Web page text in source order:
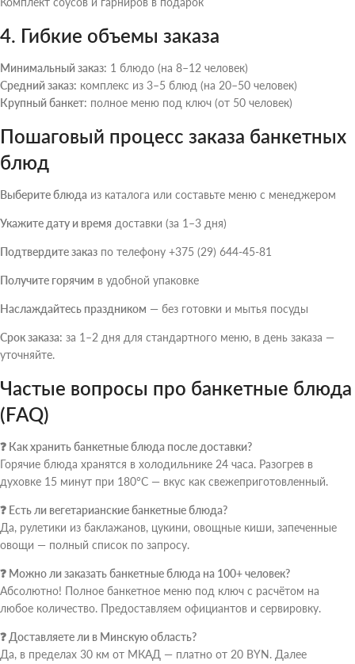
4. Гибкие объемы заказа
Минимальный заказ: 1 блюдо (на 8–12 человек)
Средний заказ: комплекс из 3–5 блюд (на 20–50 человек)
Крупный банкет: полное меню под ключ (от 50 человек)
Пошаговый процесс заказа банкетных
блюд
Выберите блюда из каталога или составьте меню с менеджером
Укажите дату и время доставки (за 1–3 дня)
Подтвердите заказ по телефону +375 (29) 644-45-81
Получите горячим в удобной упаковке
Наслаждайтесь праздником — без готовки и мытья посуды
Срок заказа: за 1–2 дня для стандартного меню, в день заказа —
уточняйте.
Частые вопросы про банкетные блюда
(FAQ)
❓ Как хранить банкетные блюда после доставки?
Горячие блюда хранятся в холодильнике 24 часа. Разогрев в
духовке 15 минут при 180°C — вкус как свежеприготовленный.
❓ Есть ли вегетарианские банкетные блюда?
Да, рулетики из баклажанов, цукини, овощные киши, запеченные
овощи — полный список по запросу.
❓ Можно ли заказать банкетные блюда на 100+ человек?
Абсолютно! Полное банкетное меню под ключ с расчётом на
любое количество. Предоставляем официантов и сервировку.
❓ Доставляете ли в Минскую область?
Да, в пределах 30 км от МКАД — платно от 20 BYN. Далее